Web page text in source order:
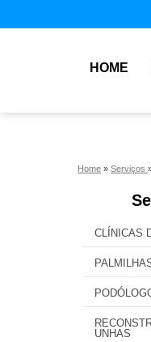
HOME
Home » Serviços
CLÍNICAS
UNHAS